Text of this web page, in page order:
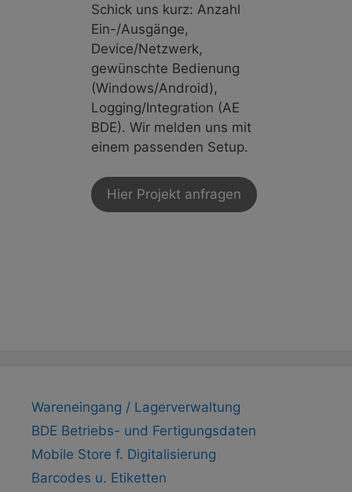
Schick uns kurz: Anzahl
Ein-/Ausgänge,
Device/Netzwerk,
gewünschte Bedienung
(Windows/Android),
Logging/Integration (AE
BDE). Wir melden uns mit
einem passenden Setup.
Hier Projekt anfragen
Wareneingang / Lagerverwaltung
BDE Betriebs- und Fertigungsdaten
Mobile Store f. Digitalisierung
Barcodes u. Etiketten